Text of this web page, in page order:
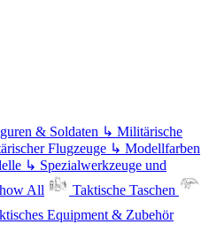
& Soldaten ↳ Militärische
Flugzeuge ↳ Modellfarben
↳ Spezialwerkzeuge und
All
Taktische Taschen
Equipment & Zubehör